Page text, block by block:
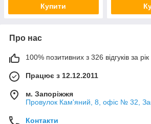
Купити
Про нас
100% позитивних з 326 відгуків за рік
Працює з 12.12.2011
м. Запоріжжя
Провулок Кам'яний, 8, офіс № 32,
Контакти